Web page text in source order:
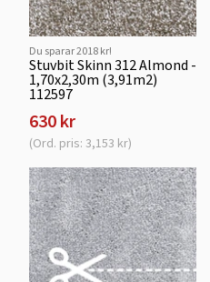
Du sparar 2018 kr!
Stuvbit Skinn 312 Almond -
1,70x2,30m (3,91m2)
112597
630 kr
(Ord. pris: 3,153 kr)